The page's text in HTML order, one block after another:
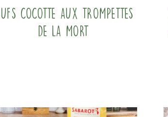
cocotte aux trompettes
de la mort